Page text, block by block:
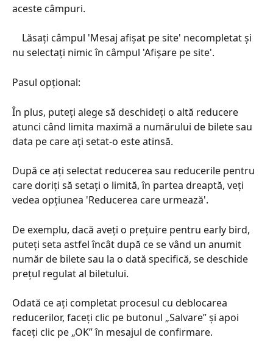
aceste câmpuri.
nu selectați nimic în câmpul 'Afișare pe site'.
Pasul opțional:
În plus, puteți alege să deschideți o altă reducere
atunci când limita maximă a numărului de bilete sau
data pe care ați setat-o este atinsă.
După ce ați selectat reducerea sau reducerile pentru
care doriți să setați o limită, în partea dreaptă, veți
vedea opțiunea 'Reducerea care urmează'.
De exemplu, dacă aveți o prețuire pentru early bird,
puteți seta astfel încât după ce se vând un anumit
număr de bilete sau la o dată specifică, se deschide
prețul regulat al biletului.
Odată ce ați completat procesul cu deblocarea
reducerilor, faceți clic pe butonul „Salvare” și apoi
faceți clic pe „OK” în mesajul de confirmare.